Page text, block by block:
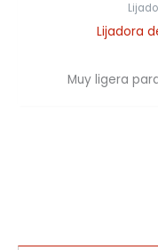
Lijadora
Muy ligera